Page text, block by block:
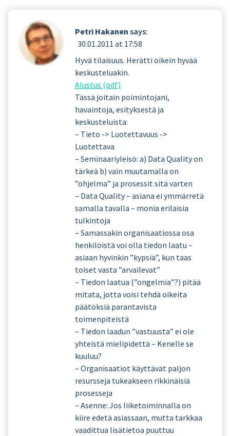
Petri Hakanen says:
30.01.2011 at 17:58
Hyvä tilaisuus. Herätti oikein hyvää
keskusteluakin.
Alustus (pdf)
Tässä joitain poimintojani,
havaintoja, esityksestä ja
keskusteluista:
– Tieto -> Luotettavuus ->
Luotettava
– Seminaariyleisö: a) Data Quality on
tärkeä b) vain muutamalla on
”ohjelma” ja prosessit sitä varten
– Data Quality – asiana ei ymmärretä
samalla tavalla – monia erilaisia
tulkintoja
– Samassakin organisaatiossa osa
henkilöistä voi olla tiedon laatu –
asiaan hyvinkin ”kypsiä”, kun taas
toiset vasta ”arvailevat”
– Tiedon laatua (”ongelmia”?) pitää
mitata, jotta voisi tehdä oikeita
päätöksiä parantavista
toimenpiteistä
– Tiedon laadun ”vastuusta” ei ole
yhteistä mielipidettä – Kenelle se
kuuluu?
– Organisaatiot käyttävät paljon
resursseja tukeakseen rikkinäisiä
prosesseja
– Asenne: Jos liiketoiminnalla on
kiire edetä asiassaan, mutta tarkkaa
vaadittua lisätietoa puuttuu